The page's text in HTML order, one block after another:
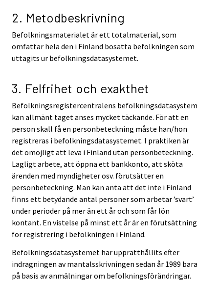
2. Metodbeskrivning
Befolkningsmaterialet är ett totalmaterial, som
omfattar hela den i Finland bosatta befolkningen som
uttagits ur befolkningsdatasystemet.
3. Felfrihet och exakthet
Befolkningsregistercentralens befolkningsdatasystem
kan allmänt taget anses mycket täckande. För att en
person skall få en personbeteckning måste han/hon
registreras i befolkningsdatasystemet. I praktiken är
det omöjligt att leva i Finland utan personbeteckning.
Lagligt arbete, att öppna ett bankkonto, att sköta
ärenden med myndigheter osv. förutsätter en
personbeteckning. Man kan anta att det inte i Finland
finns ett betydande antal personer som arbetar ’svart’
under perioder på mer än ett år och som får lön
kontant. En vistelse på minst ett år är en förutsättning
för registrering i befolkningen i Finland.
Befolkningsdatasystemet har upprätthållits efter
indragningen av mantalsskrivningen sedan år 1989 bara
på basis av anmälningar om befolkningsförändringar.